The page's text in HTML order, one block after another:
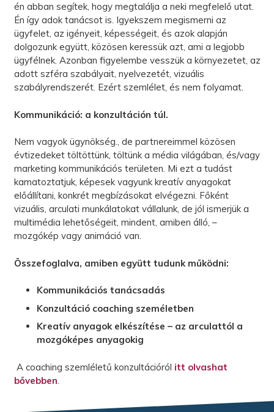
én abban segítek, hogy megtalálja a neki megfelelő utat.
Én így adok tanácsot is. Igyekszem megismerni az
ügyfelet, az igényeit, képességeit, és azok alapján
dolgozunk együtt, közösen keressük azt, ami a legjobb
ügyfélnek. Azonban figyelembe vesszük a környezetet, az
adott szféra szabályait, nyelvezetét, vizuális
szabályrendszerét. Ezért szemlélet, és nem folyamat.
Kommunikáció: a konzultáción túl.
Nem vagyok ügynökség., de partnereimmel közösen
évtizedeket töltöttünk, töltünk a média világában, és/vagy
marketing kommunikációs területen. Mi ezt a tudást
kamatoztatjuk, képesek vagyunk kreatív anyagokat
előállítani, konkrét megbízásokat elvégezni. Főként
vizuális, arculati munkálatokat vállalunk, de jól ismerjük a
multimédia lehetőségeit, mindent, amiben álló, –
mozgókép vagy animáció van.
Összefoglalva, amiben együtt tudunk működni:
Kommunikációs tanácsadás
Konzultáció coaching személetben
Kreatív anyagok elkészítése – az arculattól a
mozgóképes anyagokig
A coaching szemléletű konzultációról itt olvashat
bővebben